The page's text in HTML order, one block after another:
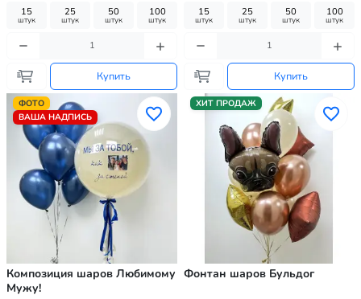
15
штук
25
штук
50
штук
100
штук
Купить
15
штук
25
штук
50
штук
100
штук
Купить
ФОТО
ВАША НАДПИСЬ
Композиция шаров Любимому
Мужу!
ХИТ ПРОДАЖ
Фонтан шаров Бульдог